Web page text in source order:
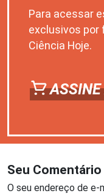
Para acessar
exclusivos por
Ciência Hoje.
ASSINE
Seu Comentário
O seu endereço de e-